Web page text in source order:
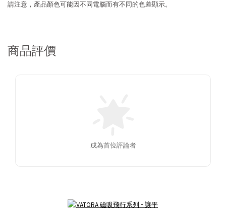
請注意，產品顏色可能因不同電腦而有不同的色差顯示。
商品評價
成為首位評論者